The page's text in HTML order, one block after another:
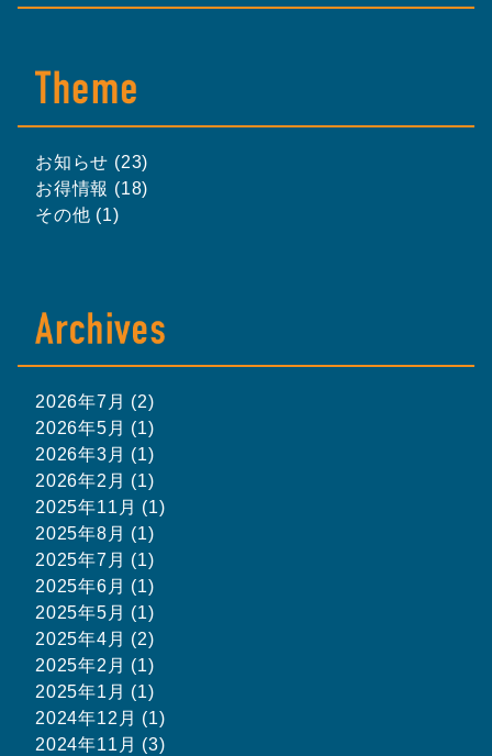
お知らせ (23)
お得情報 (18)
その他 (1)
2026年7月 (2)
2026年5月 (1)
2026年3月 (1)
2026年2月 (1)
2025年11月 (1)
2025年8月 (1)
2025年7月 (1)
2025年6月 (1)
2025年5月 (1)
2025年4月 (2)
2025年2月 (1)
2025年1月 (1)
2024年12月 (1)
2024年11月 (3)